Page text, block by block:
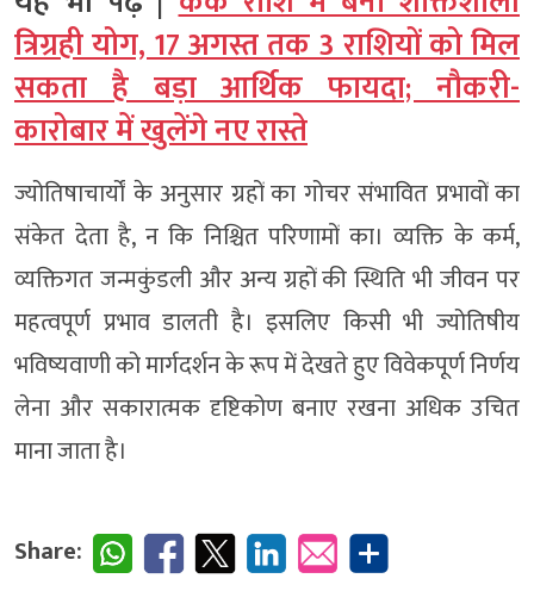
त्रिग्रही योग, 17 अगस्त तक 3 राशियों को मिल
सकता है बड़ा आर्थिक फायदा; नौकरी-
कारोबार में खुलेंगे नए रास्ते
ज्योतिषाचार्यों के अनुसार ग्रहों का गोचर संभावित प्रभावों का
संकेत देता है, न कि निश्चित परिणामों का। व्यक्ति के कर्म,
व्यक्तिगत जन्मकुंडली और अन्य ग्रहों की स्थिति भी जीवन पर
महत्वपूर्ण प्रभाव डालती है। इसलिए किसी भी ज्योतिषीय
भविष्यवाणी को मार्गदर्शन के रूप में देखते हुए विवेकपूर्ण निर्णय
लेना और सकारात्मक दृष्टिकोण बनाए रखना अधिक उचित
माना जाता है।
Share: